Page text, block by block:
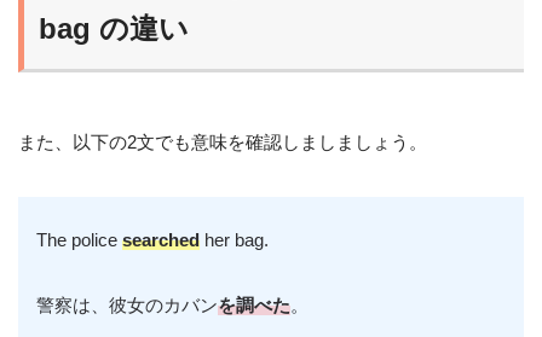
bag の違い
また、以下の2文でも意味を確認しましましょう。
The policesearched her bag.
警察は、彼女のカバンを調べた。